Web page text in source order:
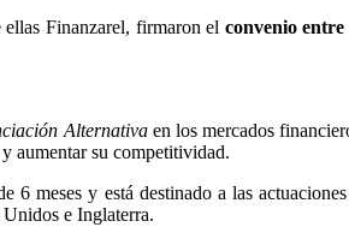
Finanzarel, firmaron el convenio
Alternativaen los mercados
aumentar su competitividad.
meses y está destinado a las
e Inglaterra.